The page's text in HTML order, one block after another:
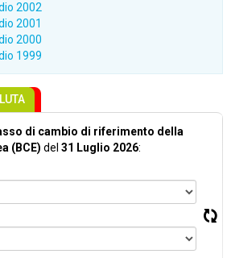
2002
2001
2000
1999
di cambio di riferimento della
(BCE) del 31 Luglio 2026: